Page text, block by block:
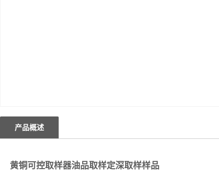
产品概述
黄铜可控取样器油品取样定深取样样品